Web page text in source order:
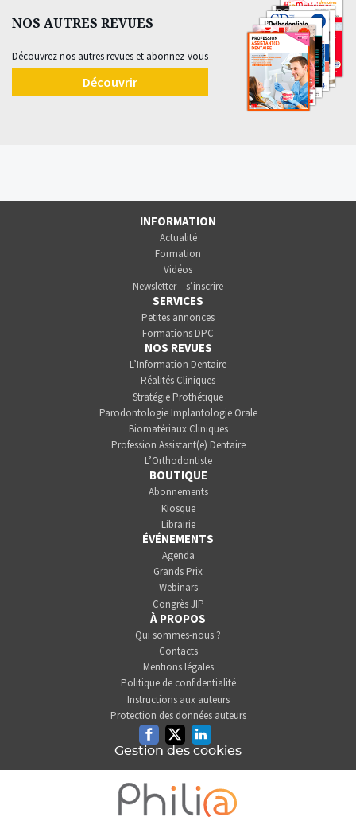
NOS AUTRES REVUES
Découvrez nos autres revues et abonnez-vous
Découvrir
INFORMATION
Actualité
Formation
Vidéos
Newsletter – s’inscrire
SERVICES
Petites annonces
Formations DPC
NOS REVUES
L’Information Dentaire
Réalités Cliniques
Stratégie Prothétique
Parodontologie Implantologie Orale
Biomatériaux Cliniques
Profession Assistant(e) Dentaire
L’Orthodontiste
BOUTIQUE
Abonnements
Kiosque
Librairie
ÉVÉNEMENTS
Agenda
Grands Prix
Webinars
Congrès JIP
À PROPOS
Qui sommes-nous ?
Contacts
Mentions légales
Politique de confidentialité
Instructions aux auteurs
Protection des données auteurs
FacebookTwitterLinkedin
Gestion des cookies